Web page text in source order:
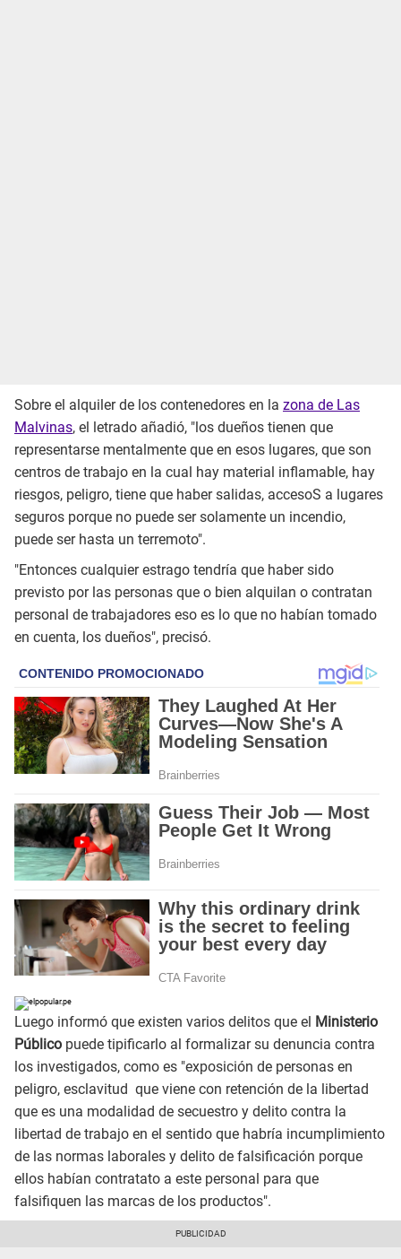
Sobre el alquiler de los contenedores en la zona de Las
Malvinas, el letrado añadió, "los dueños tienen que
representarse mentalmente que en esos lugares, que son
centros de trabajo en la cual hay material inflamable, hay
riesgos, peligro, tiene que haber salidas, accesoS a lugares
seguros porque no puede ser solamente un incendio,
puede ser hasta un terremoto".
"Entonces cualquier estrago tendría que haber sido
previsto por las personas que o bien alquilan o contratan
personal de trabajadores eso es lo que no habían tomado
en cuenta, los dueños", precisó.
Luego informó que existen varios delitos que el Ministerio
Público puede tipificarlo al formalizar su denuncia contra
los investigados, como es "exposición de personas en
peligro, esclavitud que viene con retención de la libertad
que es una modalidad de secuestro y delito contra la
libertad de trabajo en el sentido que habría incumplimiento
de las normas laborales y delito de falsificación porque
ellos habían contratato a este personal para que
falsifiquen las marcas de los productos".